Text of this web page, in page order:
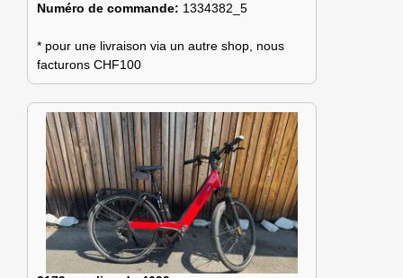
Numéro de commande: 1334382_5
* pour une livraison via un autre shop, nous
facturons CHF100